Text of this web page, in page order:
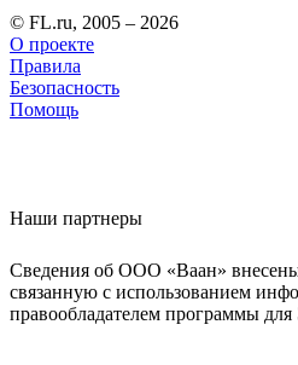
© FL.ru, 2005 – 2026
О проекте
Правила
Безопасность
Помощь
Наши партнеры
Сведения об ООО «Ваан» внесены
связанную с использованием
правообладателем программы